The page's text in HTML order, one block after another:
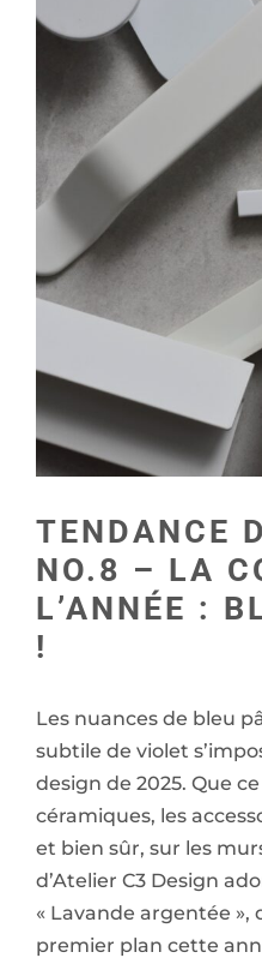
TENDANCE
NO.8 – LA
L’ANNÉE :
!
Les nuances de bleu
subtile de violet
design de 2025. Que
céramiques, les
et bien sûr, sur les
d’Atelier C3 Design
« Lavande argentée »,
premier plan cette